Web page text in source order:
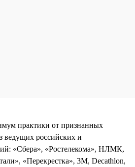
практики от признанных
ведущих российских и
«Сбера», «Ростелекома», НЛМК,
«Перекрестка», 3М, Decathlon,